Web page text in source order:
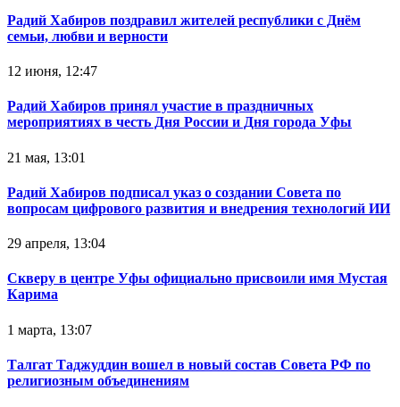
Радий Хабиров поздравил жителей республики с Днём
семьи, любви и верности
12 июня, 12:47
Радий Хабиров принял участие в праздничных
мероприятиях в честь Дня России и Дня города Уфы
21 мая, 13:01
Радий Хабиров подписал указ о создании Совета по
вопросам цифрового развития и внедрения технологий ИИ
29 апреля, 13:04
Скверу в центре Уфы официально присвоили имя Мустая
Карима
1 марта, 13:07
Талгат Таджуддин вошел в новый состав Совета РФ по
религиозным объединениям